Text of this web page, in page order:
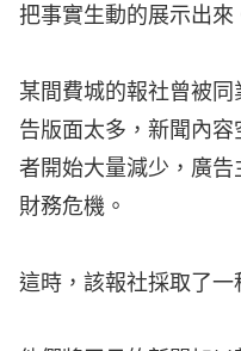
把事實生動的展示出來
某間費城的報社曾被
告版面太多，新聞內
者開始大量減少，廣
財務危機。
這時，該報社採取了一